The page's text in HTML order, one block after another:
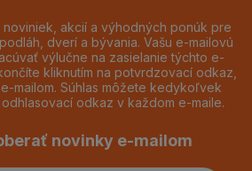
noviniek, akcií a výhodných ponúk pre
dverí a bývania. Vašu e-mailovú
výlučne na zasielanie týchto e-
kliknutím na potvrdzovací odkaz,
mailom. Súhlas môžete kedykoľvek
odkaz v každom e-maile.
novinky e-mailom